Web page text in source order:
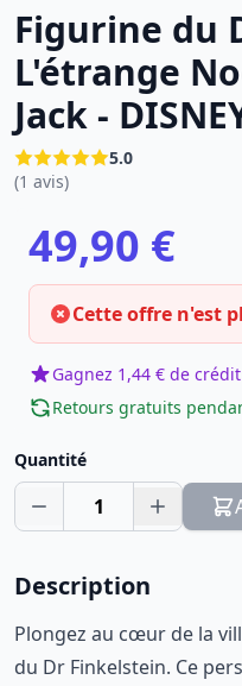
Figurine du
L'étrange
Jack -
5.0
(1 avis)
49,90 €
Cette offre n'est
Gagnez 1,44 € de
Retours gratuits
Quantité
1
Description
Plongez au cœur de la
du Dr Finkelstein. Ce